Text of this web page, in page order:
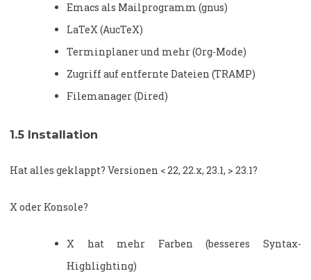
Emacs als Mailprogramm (gnus)
LaTeX (AucTeX)
Terminplaner und mehr (Org-Mode)
Zugriff auf entfernte Dateien (TRAMP)
Filemanager (Dired)
1.5 Installation
Hat alles geklappt? Versionen < 22, 22.x, 23.1, > 23.1?
X oder Konsole?
X hat mehr Farben (besseres Syntax-
Highlighting)